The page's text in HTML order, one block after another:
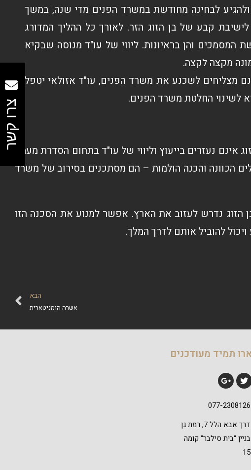
לבחינה מחודשת במשרד הפנים מדי שנה, במשך
קבע של בן הזוג הזר. לאורך כל ההליך המדורג
המסמכים והן בראיונות. ליווי של עו"ד מנוסה שבקיא
מקצה לקצה.
מצליחים לשכנע את משרד הפנים, עו"ד אזולאי יטפל
לשינוי החלטת משרד הפנים.
נעזרים בייעוץ וליווי של עו"ד בתחום הסדרת מעמד
הכוונה והכנה הולמות – הם מסתכנים בסירוב של משרד
נדרש לעזוב את הארץ. אפשר למנוע את הסכנה הזו
להוביל אותם לדרך המלך.
הבא
אשרה הומניטארית
תמיד מעודכנים
077-2308126
דרך אבא הלל 7, רמת גן
בניין "בית סילבר" קומה
15
צרו קשר